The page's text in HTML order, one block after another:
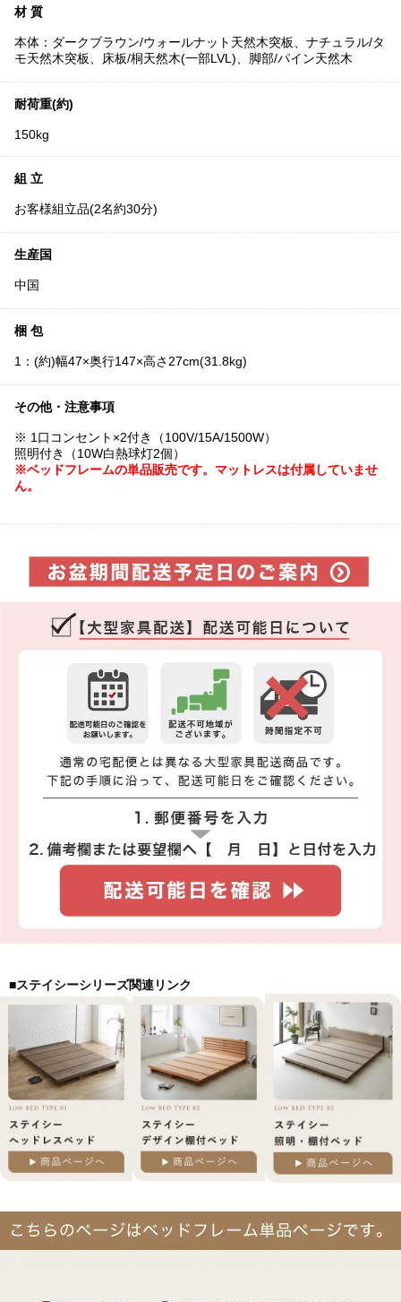
材 質
本体：ダークブラウン/ウォールナット天然木突板、ナチュラル/タ
モ天然木突板、床板/桐天然木(一部LVL)、脚部/パイン天然木
耐荷重(約)
150kg
組 立
お客様組立品(2名約30分)
生産国
中国
梱 包
1：(約)幅47×奥行147×高さ27cm(31.8kg)
その他・注意事項
※ 1口コンセント×2付き（100V/15A/1500W）
照明付き（10W白熱球灯2個）
※ベッドフレームの単品販売です。マットレスは付属していませ
ん。
■ステイシーシリーズ関連リンク